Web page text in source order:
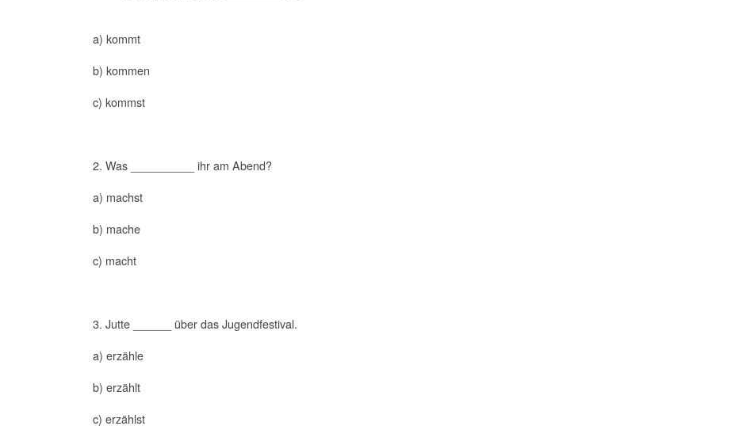
a) kommt
b) kommen
c) kommst
2. Was __________ ihr am Abend?
a) machst
b) mache
c) macht
3. Jutte ______ über das Jugendfestival.
a) erzähle
b) erzählt
c) erzählst